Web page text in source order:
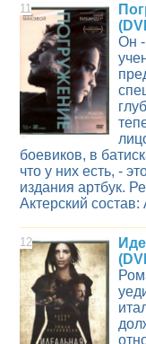
11
Он -
боевиков, в
что у них есть, -
издания артбук.
Актерский состав:
12